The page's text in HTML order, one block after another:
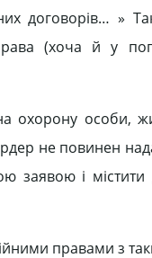
договорів… »
(хоча й у
охорону особи,
не повинен
заявою і
правами з